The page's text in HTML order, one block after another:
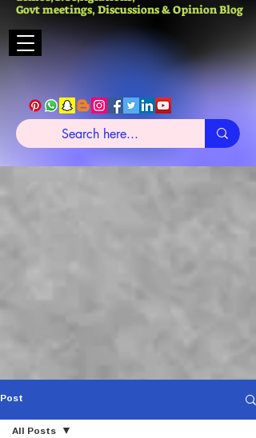
Govt meetings, Discussions & Opinion Blog
Post
All Posts